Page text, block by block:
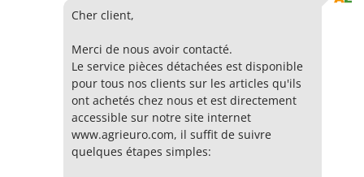
Cher client,
Merci de nous avoir contacté.
Le service pièces détachées est disponible
pour tous nos clients sur les articles qu'ils
ont achetés chez nous et est directement
accessible sur notre site internet
www.agrieuro.com, il suffit de suivre
quelques étapes simples: